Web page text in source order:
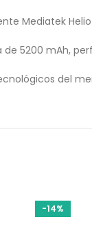
Mediatek
5200 mAh,
del
-14%